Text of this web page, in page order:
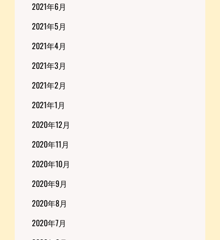
2021年6月
2021年5月
2021年4月
2021年3月
2021年2月
2021年1月
2020年12月
2020年11月
2020年10月
2020年9月
2020年8月
2020年7月